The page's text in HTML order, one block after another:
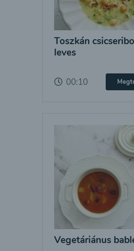
Toszkán
leves
00:10
Vegetáriánus